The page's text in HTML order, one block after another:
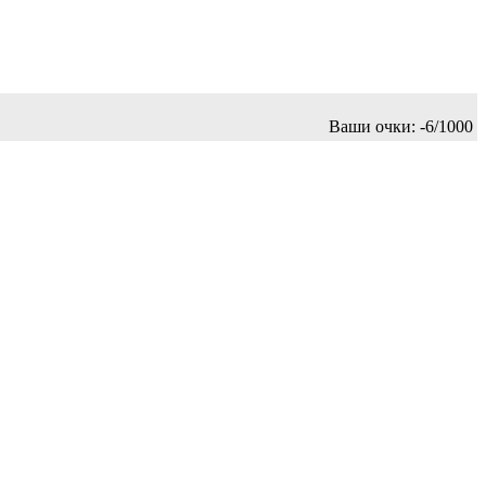
Ваши очки: -6/1000